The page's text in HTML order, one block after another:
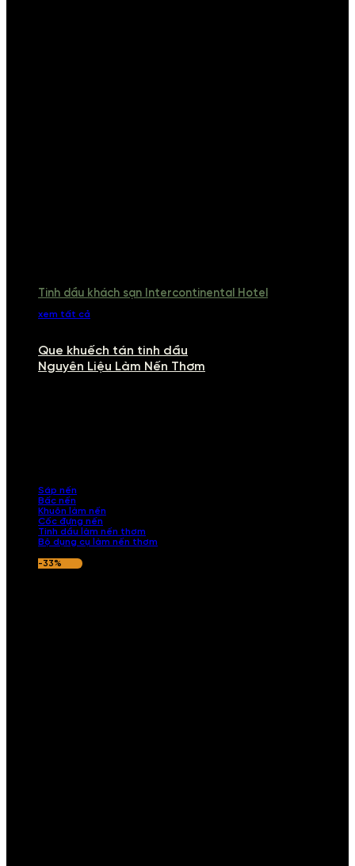
Tinh dầu khách sạn Intercontinental Hotel
xem tất cả
Que khuếch tán tinh dầu
Nguyên Liệu Làm Nến Thơm
Sáp nến
Bấc nến
Khuôn làm nến
Cốc đựng nến
Tinh dầu làm nến thơm
Bộ dụng cụ làm nến thơm
-33%